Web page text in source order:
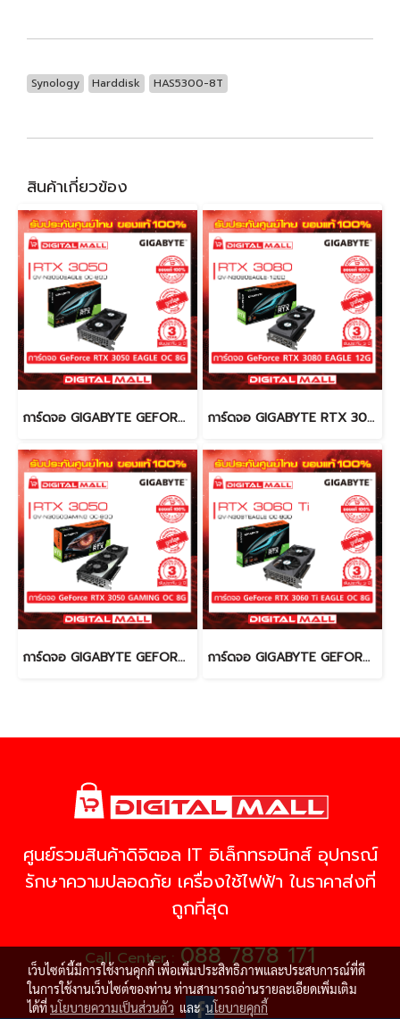
Synology Harddisk HAS5300-8T
สินค้าเกี่ยวข้อง
การ์ดจอ GIGABYTE GEFORCE RTX 3050 (VGA) การ์ดจอ GIGABYTE RTX 3080 (VGA)
การ์ดจอ GIGABYTE GEFORCE RTX 3050 (VGA) การ์ดจอ GIGABYTE GEFORCE 3060 Ti (VGA)
ศูนย์รวมสินค้าดิจิตอล IT อิเล็กทรอนิกส์ อุปกรณ์
รักษาความปลอดภัย เครื่องใช้ไฟฟ้า ในราคาส่งที่
ถูกที่สุด
Call Center : 088 7878 171
เว็บไซต์นี้มีการใช้งานคุกกี้ เพื่อเพิ่มประสิทธิภาพและประสบการณ์ที่ดี
ในการใช้งานเว็บไซต์ของท่าน ท่านสามารถอ่านรายละเอียดเพิ่มเติม
ได้ที่นโยบายความเป็นส่วนตัว และนโยบายคุกกี้